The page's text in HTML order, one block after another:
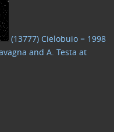
(13777) Cielobuio = 1998
and A. Testa at